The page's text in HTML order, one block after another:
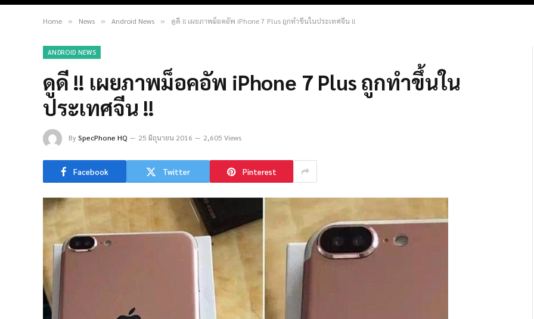
Home » News » Android News » ดูดี !! เผยภาพม็อคอัพ iPhone 7 Plus ถูกทำขึ้นในประเทศจีน !!
ANDROID NEWS
ดูดี !! เผยภาพม็อคอัพ iPhone 7 Plus ถูกทำขึ้นใน
ประเทศจีน !!
BySpecPhone HQ 25 มิถุนายน 2016 2,605 Views
Facebook Twitter Pinterest